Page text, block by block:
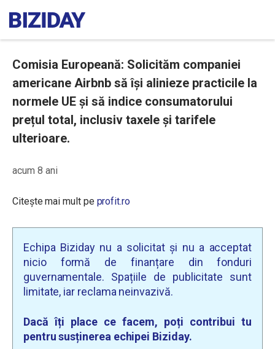
Comisia Europeană: Solicităm companiei
americane Airbnb să își alinieze practicile la
normele UE și să indice consumatorului
prețul total, inclusiv taxele și tarifele
ulterioare.
acum 8 ani
Citește mai mult pe profit.ro
Echipa Biziday nu a solicitat și nu a acceptat
nicio formă de finanțare din fonduri
guvernamentale. Spațiile de publicitate sunt
limitate, iar reclama neinvazivă.
Dacă îți place ce facem, poți contribui tu
pentru susținerea echipei Biziday.